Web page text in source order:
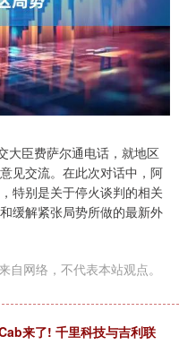
大臣费萨尔通电话，就地区
见交流。在此次对话中，阿
特别是关于停火谈判的相关
缓解紧张局势所做的最新外
自网络，不代表本站观点。
来了! 千里科技与吉利联